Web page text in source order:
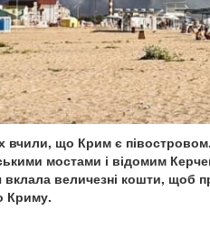
вчили, що Крим є
мостами і відомим
вклала величезні кошти, щоб
Криму.